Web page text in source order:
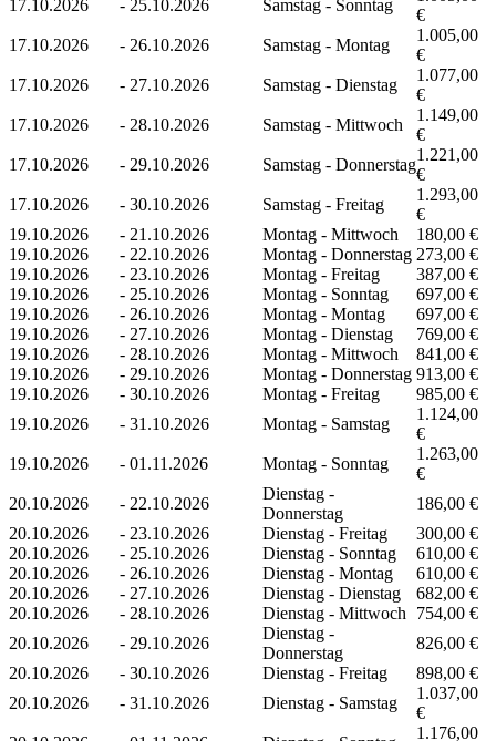
17.10.2026 - 25.10.2026 Samstag - Sonntag
€
17.10.2026
- 26.10.2026 Samstag - Montag
1.005,00
€
17.10.2026
- 27.10.2026 Samstag - Dienstag
1.077,00
€
17.10.2026
- 28.10.2026 Samstag - Mittwoch
1.149,00
€
17.10.2026
- 29.10.2026 Samstag - Donnerstag
1.221,00
€
17.10.2026
- 30.10.2026 Samstag - Freitag
1.293,00
€
19.10.2026
- 21.10.2026 Montag - Mittwoch
180,00 €
19.10.2026
- 22.10.2026 Montag - Donnerstag 273,00 €
19.10.2026
- 23.10.2026 Montag - Freitag
387,00 €
19.10.2026
- 25.10.2026 Montag - Sonntag
697,00 €
19.10.2026
- 26.10.2026 Montag - Montag
697,00 €
19.10.2026
- 27.10.2026 Montag - Dienstag
769,00 €
19.10.2026
- 28.10.2026 Montag - Mittwoch
841,00 €
19.10.2026
- 29.10.2026 Montag - Donnerstag 913,00 €
19.10.2026
- 30.10.2026 Montag - Freitag
985,00 €
19.10.2026
- 31.10.2026 Montag - Samstag
1.124,00
€
19.10.2026
- 01.11.2026 Montag - Sonntag
1.263,00
€
20.10.2026
- 22.10.2026
Dienstag -
Donnerstag
186,00 €
20.10.2026
- 23.10.2026 Dienstag - Freitag
300,00 €
20.10.2026
- 25.10.2026 Dienstag - Sonntag
610,00 €
20.10.2026
- 26.10.2026 Dienstag - Montag
610,00 €
20.10.2026
- 27.10.2026 Dienstag - Dienstag
682,00 €
20.10.2026
- 28.10.2026 Dienstag - Mittwoch
754,00 €
20.10.2026
- 29.10.2026
Dienstag -
Donnerstag
826,00 €
20.10.2026
- 30.10.2026 Dienstag - Freitag
898,00 €
20.10.2026
- 31.10.2026 Dienstag - Samstag
1.037,00
€
1.176,00